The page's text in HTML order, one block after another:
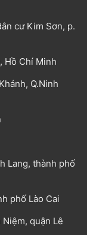
cư Kim Sơn, p.
Hồ Chí Minh
Q.Ninh
Lang, thành phố
phố Lào Cai
quận Lê